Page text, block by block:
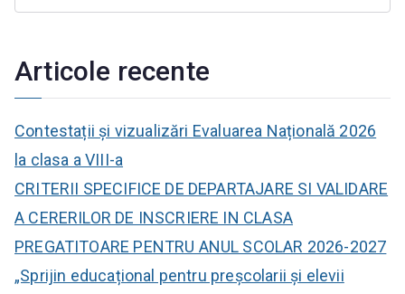
Articole recente
Contestații și vizualizări Evaluarea Națională 2026
la clasa a VIII-a
CRITERII SPECIFICE DE DEPARTAJARE SI VALIDARE
A CERERILOR DE INSCRIERE IN CLASA
PREGATITOARE PENTRU ANUL SCOLAR 2026-2027
„Sprijin educațional pentru preșcolarii și elevii